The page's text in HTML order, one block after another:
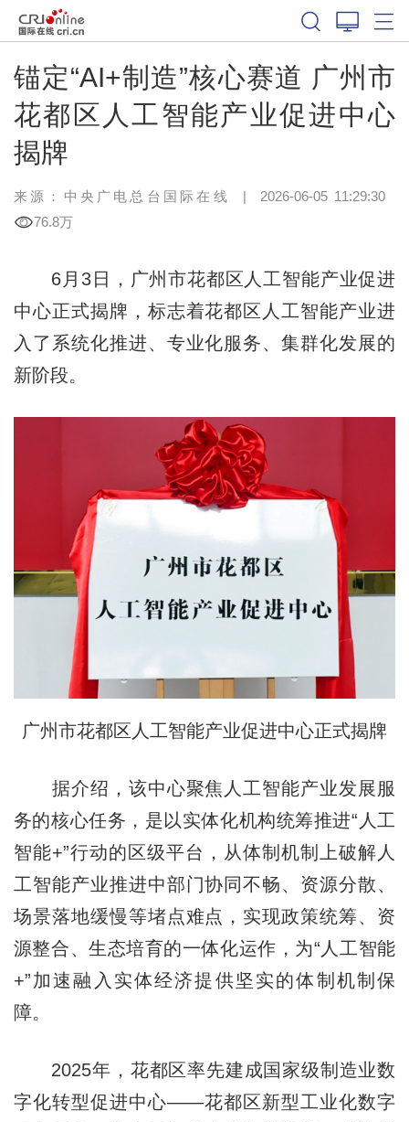
锚定“AI+制造”核心赛道 广州市
花都区人工智能产业促进中心
揭牌
来源：中央广电总台国际在线 | 2026-06-05 11:29:30
76.8万
6月3日，广州市花都区人工智能产业促进
中心正式揭牌，标志着花都区人工智能产业进
入了系统化推进、专业化服务、集群化发展的
新阶段。
广州市花都区人工智能产业促进中心正式揭牌
据介绍，该中心聚焦人工智能产业发展服
务的核心任务，是以实体化机构统筹推进“人工
智能+”行动的区级平台，从体制机制上破解人
工智能产业推进中部门协同不畅、资源分散、
场景落地缓慢等堵点难点，实现政策统筹、资
源整合、生态培育的一体化运作，为“人工智能
+”加速融入实体经济提供坚实的体制机制保
障。
2025年，花都区率先建成国家级制造业数
字化转型促进中心——花都区新型工业化数字